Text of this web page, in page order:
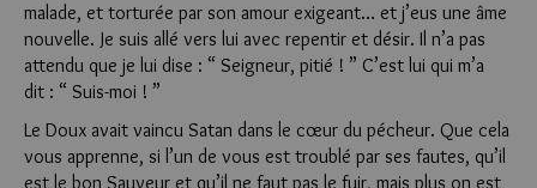
malade, et torturée par son amour exigeant… et j’eus une âme
nouvelle. Je suis allé vers lui avec repentir et désir. Il n’a pas
attendu que je lui dise : “ Seigneur, pitié ! ” C’est lui qui m’a
dit : “ Suis-moi ! ”
Le Doux avait vaincu Satan dans le cœur du pécheur. Que cela
vous apprenne, si l’un de vous est troublé par ses fautes, qu’il
est le bon Sauveur et qu’il ne faut pas le fuir, mais plus on est